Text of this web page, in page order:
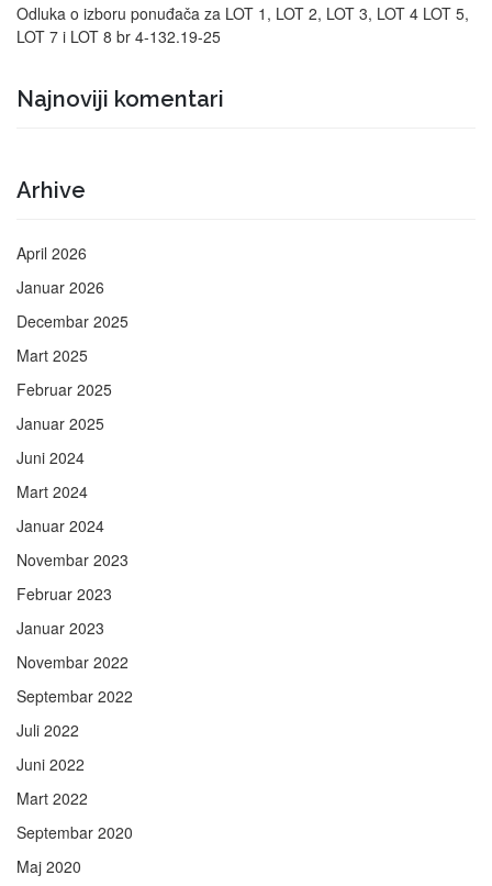
Odluka o izboru ponuđača za LOT 1, LOT 2, LOT 3, LOT 4 LOT 5,
LOT 7 i LOT 8 br 4-132.19-25
Najnoviji komentari
Arhive
April 2026
Januar 2026
Decembar 2025
Mart 2025
Februar 2025
Januar 2025
Juni 2024
Mart 2024
Januar 2024
Novembar 2023
Februar 2023
Januar 2023
Novembar 2022
Septembar 2022
Juli 2022
Juni 2022
Mart 2022
Septembar 2020
Maj 2020